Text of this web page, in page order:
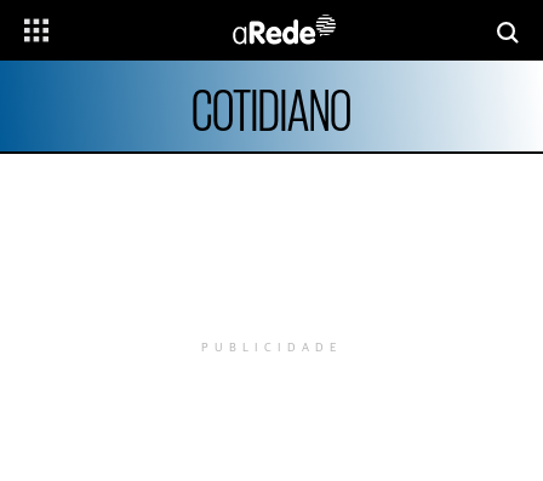
COTIDIANO
PUBLICIDADE